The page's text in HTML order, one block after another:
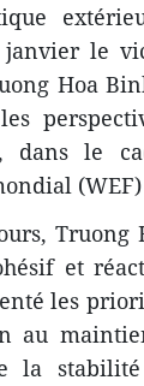
le
Hoa
dans le
(WEF)
Truong
et
les
au
la